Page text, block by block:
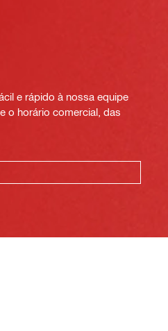
e rápido à nossa equipe
o horário comercial, das